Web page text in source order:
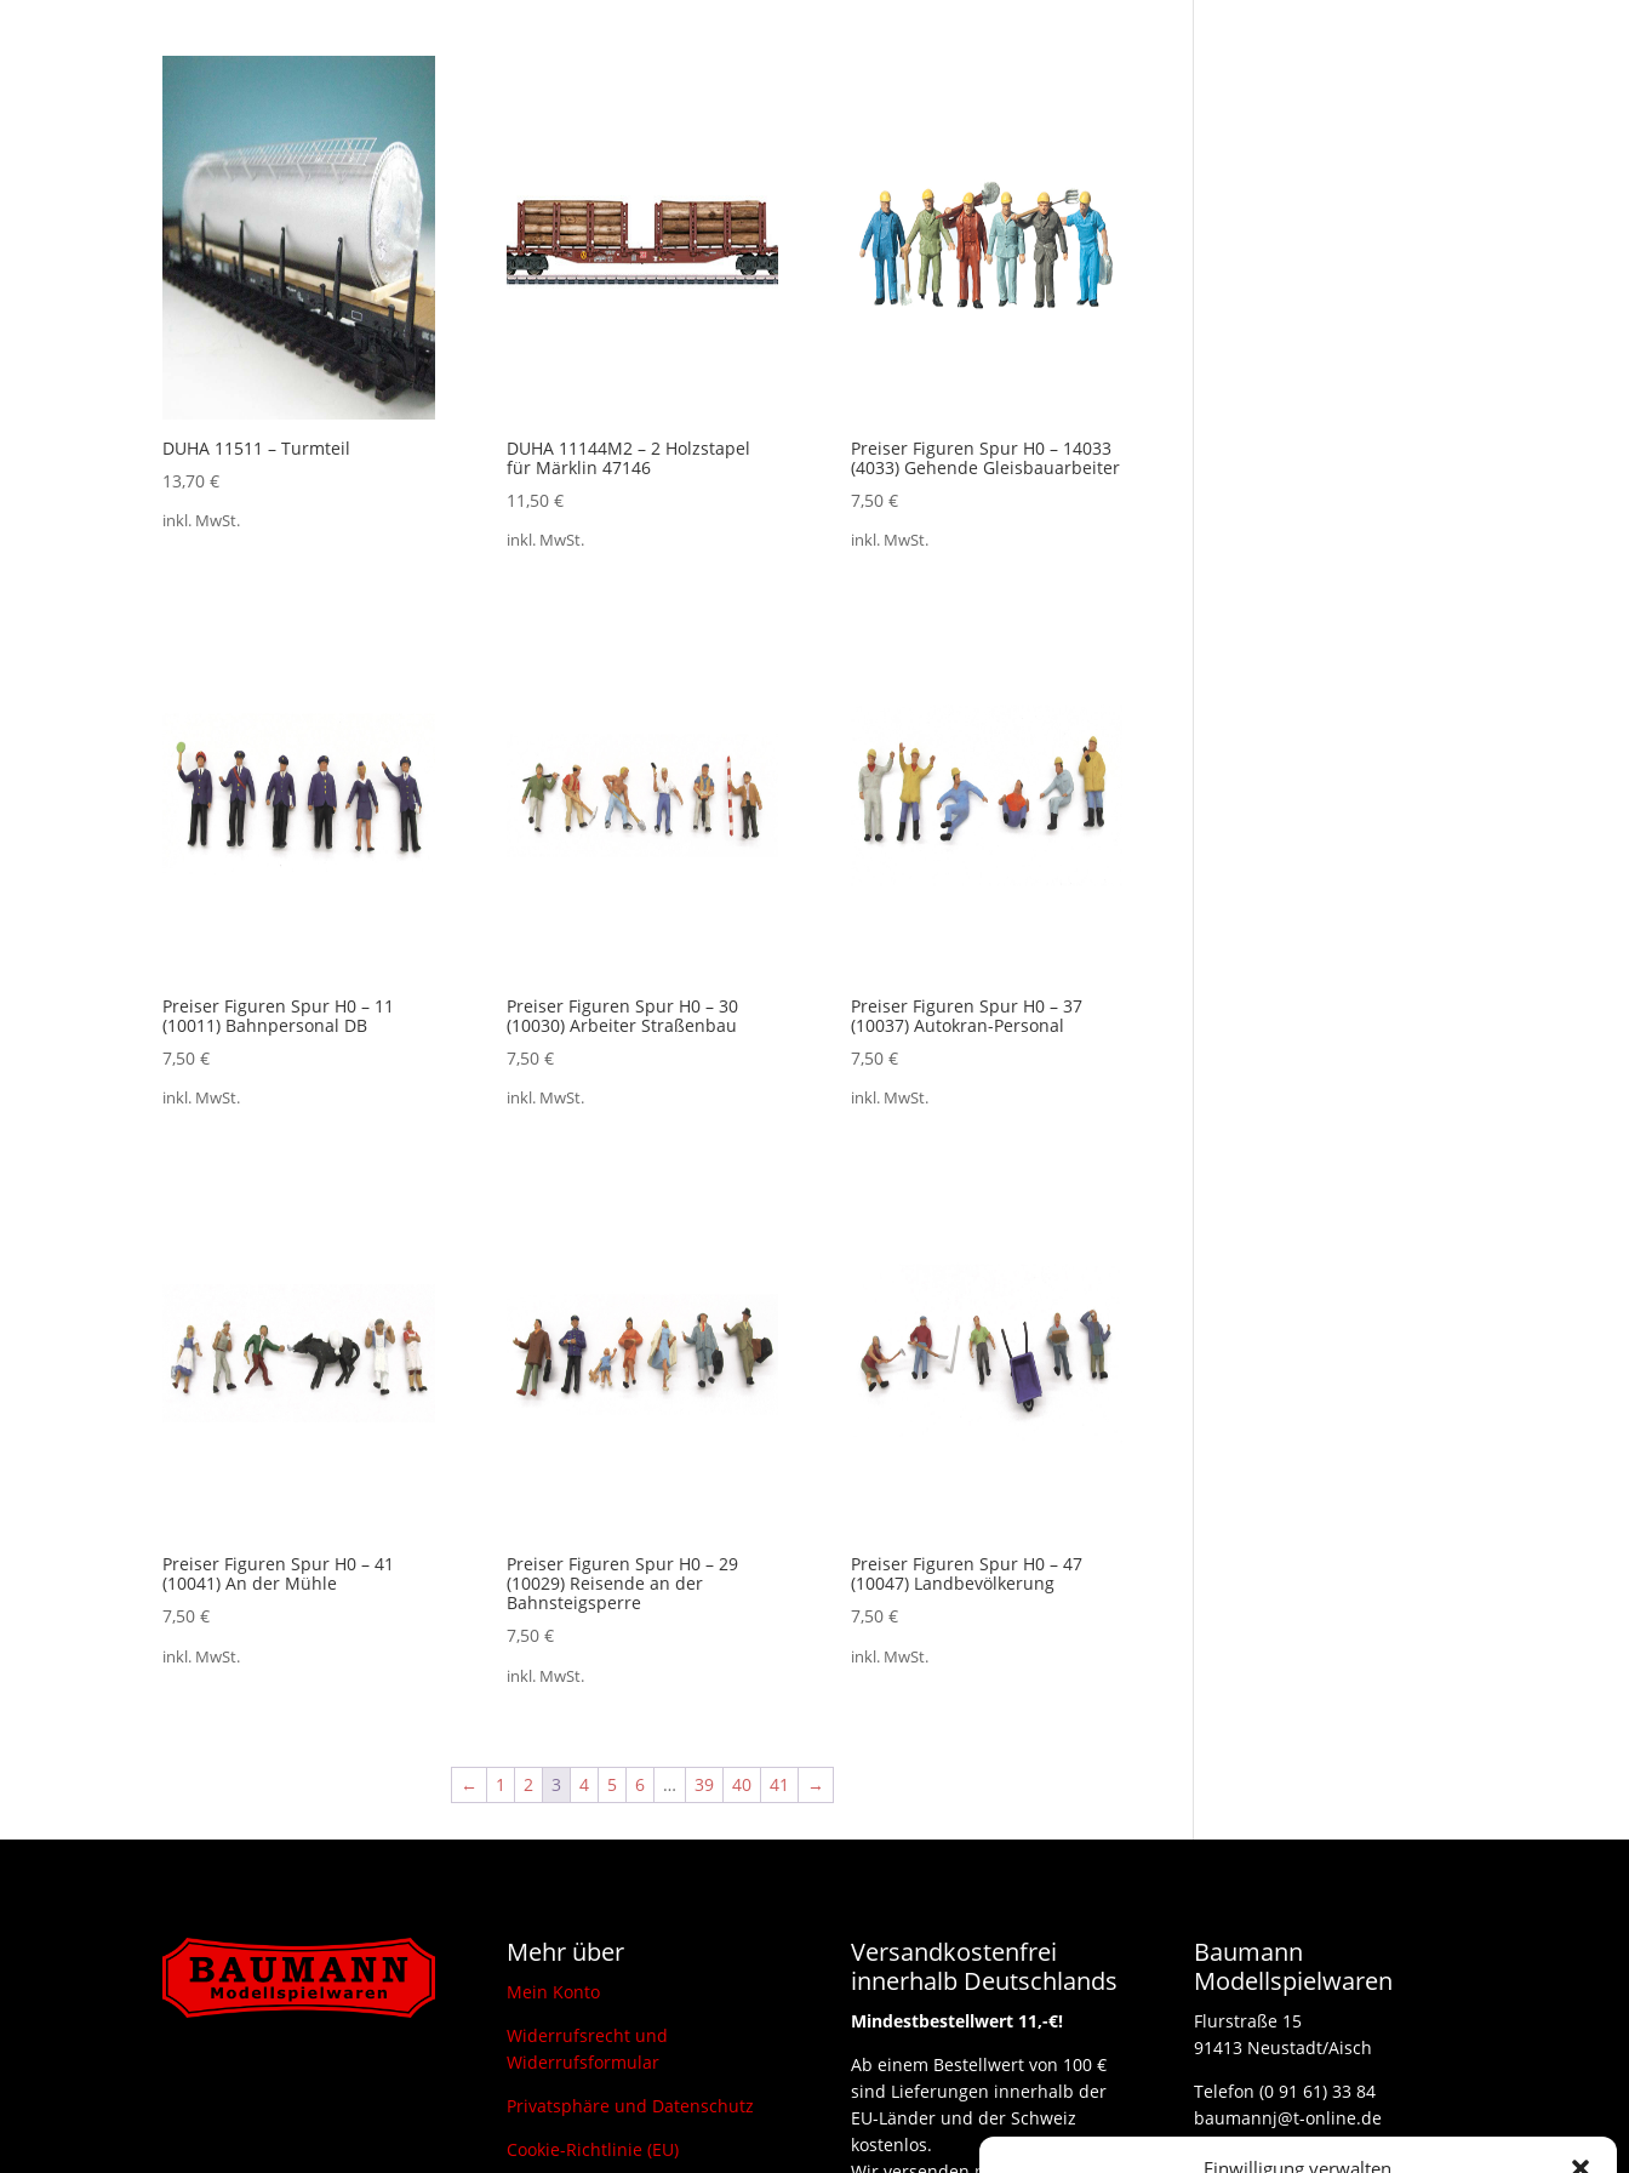
Einwilligung verwalten
DUHA 11511 – Turmteil
13,70€
inkl. MwSt.
DUHA 11144M2 – 2 Holzstapel
für Märklin 47146
11,50 €
inkl. MwSt.
Preiser Figuren Spur H0 – 14033
(4033) Gehende Gleisbauarbeiter
7,50 €
inkl. MwSt.
Preiser Figuren Spur H0 – 11
(10011) Bahnpersonal DB
7,50€
inkl. MwSt.
Preiser Figuren Spur H0 – 30
(10030) Arbeiter Straßenbau
7,50 €
inkl. MwSt.
Preiser Figuren Spur H0 – 37
(10037) Autokran-Personal
7,50 €
inkl. MwSt.
Preiser Figuren Spur H0 – 41
(10041) An der Mühle
7,50€
inkl. MwSt.
Preiser Figuren Spur H0 – 29
(10029) Reisende an der
Bahnsteigsperre
7,50 €
inkl. MwSt.
Preiser Figuren Spur H0 – 47
(10047) Landbevölkerung
7,50 €
inkl. MwSt.
← 1 2 3 4 5 6 … 39 40 41 →
Mehr über
Mein Konto
Widerrufsrecht und
Widerrufsformular
Privatsphäre und Datenschutz
Cookie-Richtlinie (EU)
Versandkostenfrei
innerhalb Deutschlands
Mindestbestellwert 11,-€!
Ab einem Bestellwert von 100 €
sind Lieferungen innerhalb der
EU-Länder und der Schweiz
kostenlos.
Baumann
Modellspielwaren
Flurstraße 15
91413 Neustadt/Aisch
Telefon (0 91 61) 33 84
baumannj@t-online.de